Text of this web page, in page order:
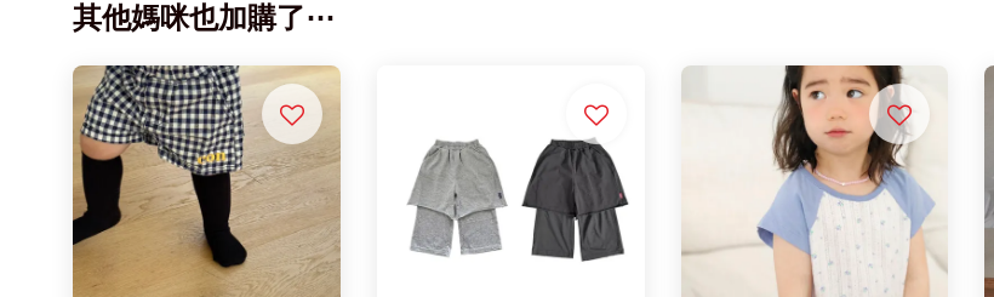
其他媽咪也加購了⋯